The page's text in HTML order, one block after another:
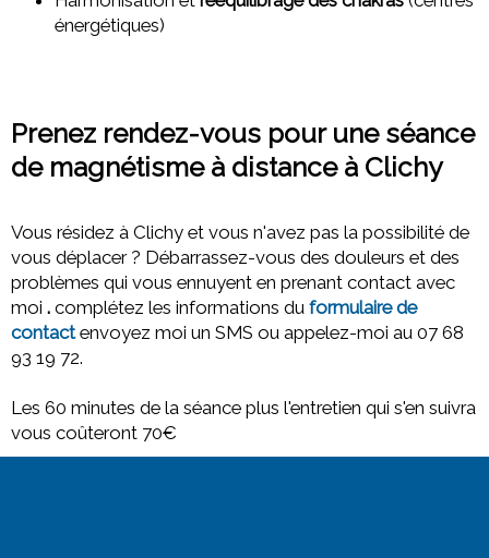
énergétiques)
Prenez rendez-vous pour une séance
de magnétisme à distance à Clichy
Vous résidez à Clichy et vous n'avez pas la possibilité de
vous déplacer ? Débarrassez-vous des douleurs et des
problèmes qui vous ennuyent en prenant contact avec
moi . complétez les informations du formulaire de
contactenvoyez moi un SMS ou appelez-moi au 07 68
93 19 72.
Les 60 minutes de la séance plus l'entretien qui s'en suivra
vous coûteront 70€